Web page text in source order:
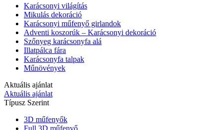
Karácsonyi világítás
Mikulás dekoráció
Karácsonyi műfenyő girlandok
Adventi koszorúk – Karácsonyi dekoráció
Szőnyeg karácsonyfa alá
Illatpálca fára
Karácsonyfa talpak
Műnövények
Aktuális ajánlat
Aktuális ajánlat
Típusz Szerint
3D műfenyők
Full 3D műfenyő